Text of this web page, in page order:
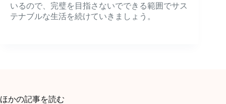
いるので、完璧を目指さないでできる範囲でサス
テナブルな生活を続けていきましょう。
ほかの記事を読む